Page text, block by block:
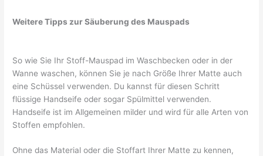
Weitere Tipps zur Säuberung des Mauspads
So wie Sie Ihr Stoff-Mauspad im Waschbecken oder in der
Wanne waschen, können Sie je nach Größe Ihrer Matte auch
eine Schüssel verwenden. Du kannst für diesen Schritt
flüssige Handseife oder sogar Spülmittel verwenden.
Handseife ist im Allgemeinen milder und wird für alle Arten von
Stoffen empfohlen.
Ohne das Material oder die Stoffart Ihrer Matte zu kennen,